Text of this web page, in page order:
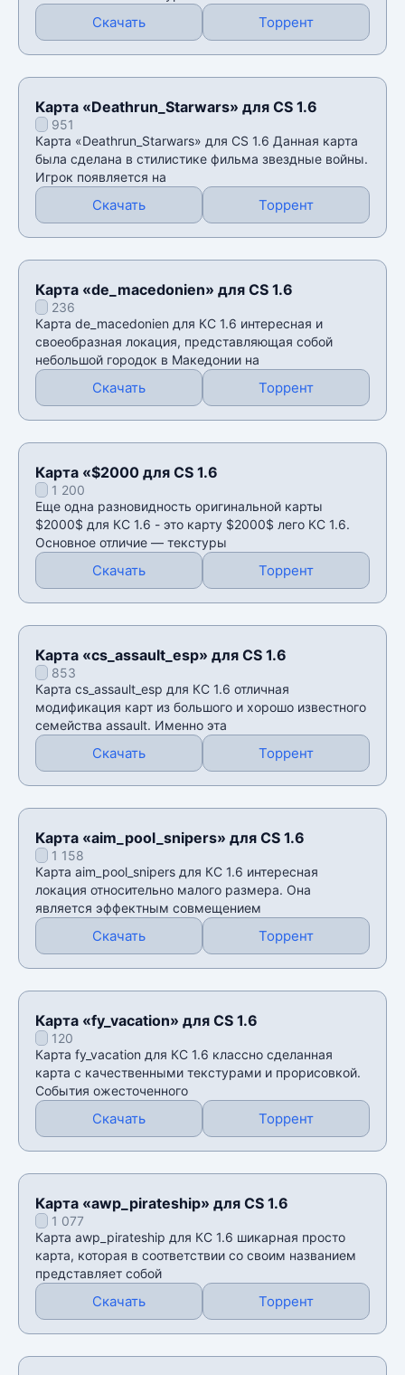
Скачать Торрент
Карта «Deathrun_Starwars» для CS 1.6
951
Карта «Deathrun_Starwars» для CS 1.6 Данная карта
была сделана в стилистике фильма звездные войны.
Игрок появляется на
Скачать Торрент
Карта «de_macedonien» для CS 1.6
236
Карта de_macedonien для КС 1.6 интересная и
своеобразная локация, представляющая собой
небольшой городок в Македонии на
Скачать Торрент
Карта «$2000 для CS 1.6
1 200
Еще одна разновидность оригинальной карты
$2000$ для КС 1.6 - это карту $2000$ лего КС 1.6.
Основное отличие — текстуры
Скачать Торрент
Карта «cs_assault_esp» для CS 1.6
853
Карта cs_assault_esp для КС 1.6 отличная
модификация карт из большого и хорошо известного
семейства assault. Именно эта
Скачать Торрент
Карта «aim_pool_snipers» для CS 1.6
1 158
Карта aim_pool_snipers для КС 1.6 интересная
локация относительно малого размера. Она
является эффектным совмещением
Скачать Торрент
Карта «fy_vacation» для CS 1.6
120
Карта fy_vacation для КС 1.6 классно сделанная
карта с качественными текстурами и прорисовкой.
События ожесточенного
Скачать Торрент
Карта «awp_pirateship» для CS 1.6
1 077
Карта awp_pirateship для КС 1.6 шикарная просто
карта, которая в соответствии со своим названием
представляет собой
Скачать Торрент